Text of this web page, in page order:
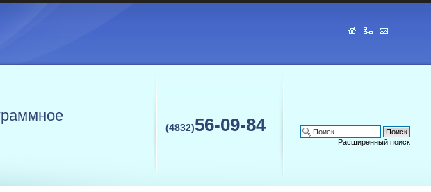
(4832)56-09-84
Расширенный поиск